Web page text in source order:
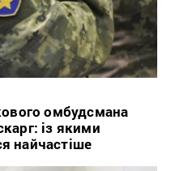
омбудсмана
із якими
найчастіше